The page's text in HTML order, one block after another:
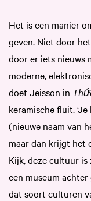
Het is een manier
geven. Niet door
door er iets nieuws
moderne,
doet Jeisson in
keramische fluit.
(nieuwe naam van
maar dan krijgt het
Kijk, deze cultuur
een museum
dat soort culturen